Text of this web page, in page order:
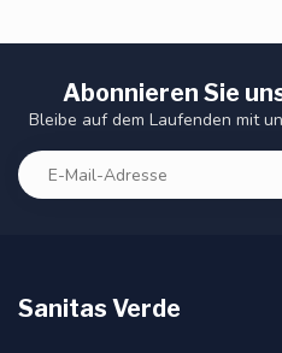
Abonnieren Sie
Bleibe auf dem Laufenden mit
Sanitas Verde